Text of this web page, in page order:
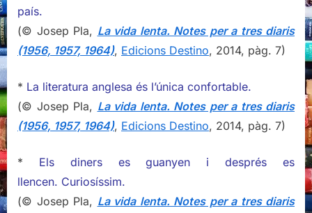
país.
(© Josep Pla, La vida lenta. Notes per a tres diaris
(1956, 1957, 1964), Edicions Destino, 2014, pàg. 7)
* La literatura anglesa és l’única confortable.
(© Josep Pla, La vida lenta. Notes per a tres diaris
(1956, 1957, 1964), Edicions Destino, 2014, pàg. 7)
* Els diners es guanyen i després es
llencen. Curiosíssim.
(© Josep Pla, La vida lenta. Notes per a tres diaris